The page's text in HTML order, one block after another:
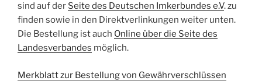
sind auf der Seite des Deutschen Imkerbundes e.V. zu
finden sowie in den Direktverlinkungen weiter unten.
Die Bestellung ist auch Online über die Seite des
Landesverbandes möglich.
Merkblatt zur Bestellung von Gewährverschlüssen